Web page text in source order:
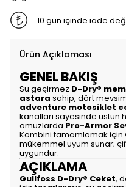
10 gün içinde iade
Ürün Açıklaması
GENEL BAKIŞ
Su geçirmez D-Dry®
astara sahip, dört
adventure motosiklet
kanalları sayesinde üstün
omuzlarda Pro-Armor
Kombini tamamlamak için
mükemmel uyum sunar;
uygundur.
AÇIKLAMA
Gullfoss D-Dry® Ceket,